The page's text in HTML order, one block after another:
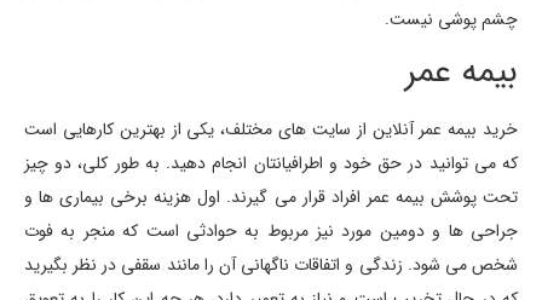
چشم پوشی نیست.
بیمه عمر
خرید بیمه عمر آنلاین از سایت های مختلف، یکی از بهترین کارهایی است
که می توانید در حق خود و اطرافیانتان انجام دهید. به طور کلی، دو چیز
تحت پوشش بیمه عمر افراد قرار می گیرند. اول هزینه برخی بیماری ها و
جراحی ها و دومین مورد نیز مربوط به حوادثی است که منجر به فوت
شخص می شود. زندگی و اتفاقات ناگهانی آن را مانند سقفی در نظر بگیرید